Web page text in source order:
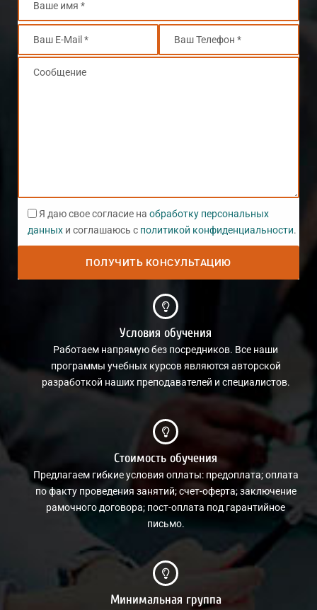
Я даю свое согласие на обработку персональных
данных и соглашаюсь с политикой конфиденциальности.
Условия обучения
Работаем напрямую без посредников. Все наши
программы учебных курсов являются авторской
разработкой наших преподавателей и специалистов.
Стоимость обучения
Предлагаем гибкие условия оплаты: предоплата; оплата
по факту проведения занятий; счет-оферта; заключение
рамочного договора; пост-оплата под гарантийное
письмо.
Минимальная группа